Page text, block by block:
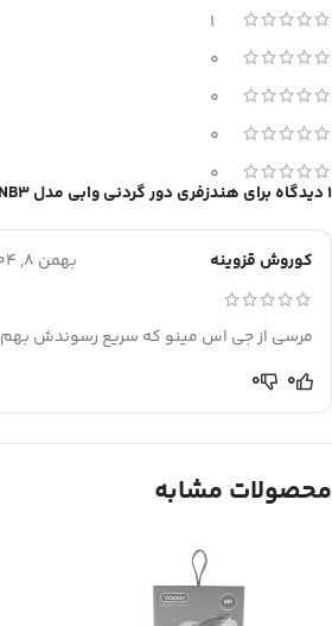
1
0
0
0
0
1 دیدگاه برای هندزفری دور گردنی وابی مدل Vabi NB3
کوروش قزوینه بهمن 8, 1404
مرسی از جی اس مینو که سریع رسوندش بهم
0
0
محصولات مشابه